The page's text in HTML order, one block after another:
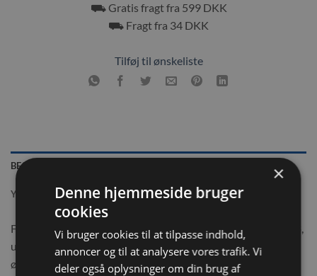
⛟ Gratis fragt fra 599 DKK
⛟ Fragt fra 34 DKK
Tilføj til ønskeliste
BESKRIVELSE
YDERLIGERE INFORMATION
Forkromet Hø stativ i et dyrevenligt design, kan bruges til hø,
urter eller til frisk frugt og grøntsager. Den leveres med små
øjenlåg til ophængning i buret.
×
Denne hjemmeside bruger
cookies
Vi bruger cookies til at tilpasse indhold,
annoncer og til at analysere vores trafik. Vi
deler også oplysninger om din brug af